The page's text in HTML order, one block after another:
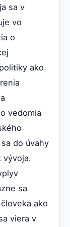
sa v
vo
o
ako
vedomia
do úvahy
vývoja.
sa
ako
viera v